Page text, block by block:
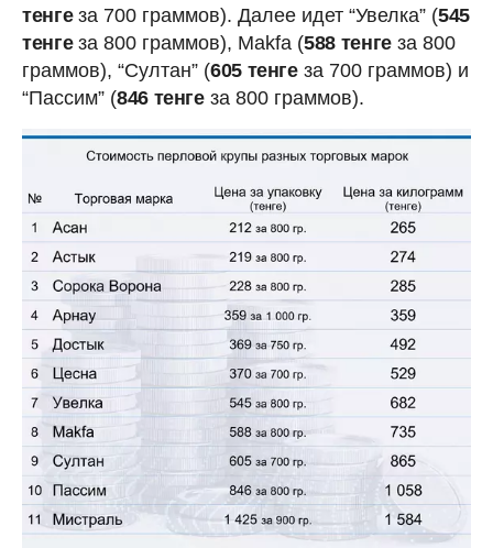
тенгеза 700 граммов). Далее идет “Увелка” (545
тенгеза 800 граммов), Makfa (588 тенгеза 800
граммов), “Султан” (605 тенгеза 700 граммов) и
“Пассим” (846 тенгеза 800 граммов).